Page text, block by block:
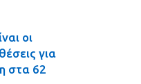
οι
για
στα 62